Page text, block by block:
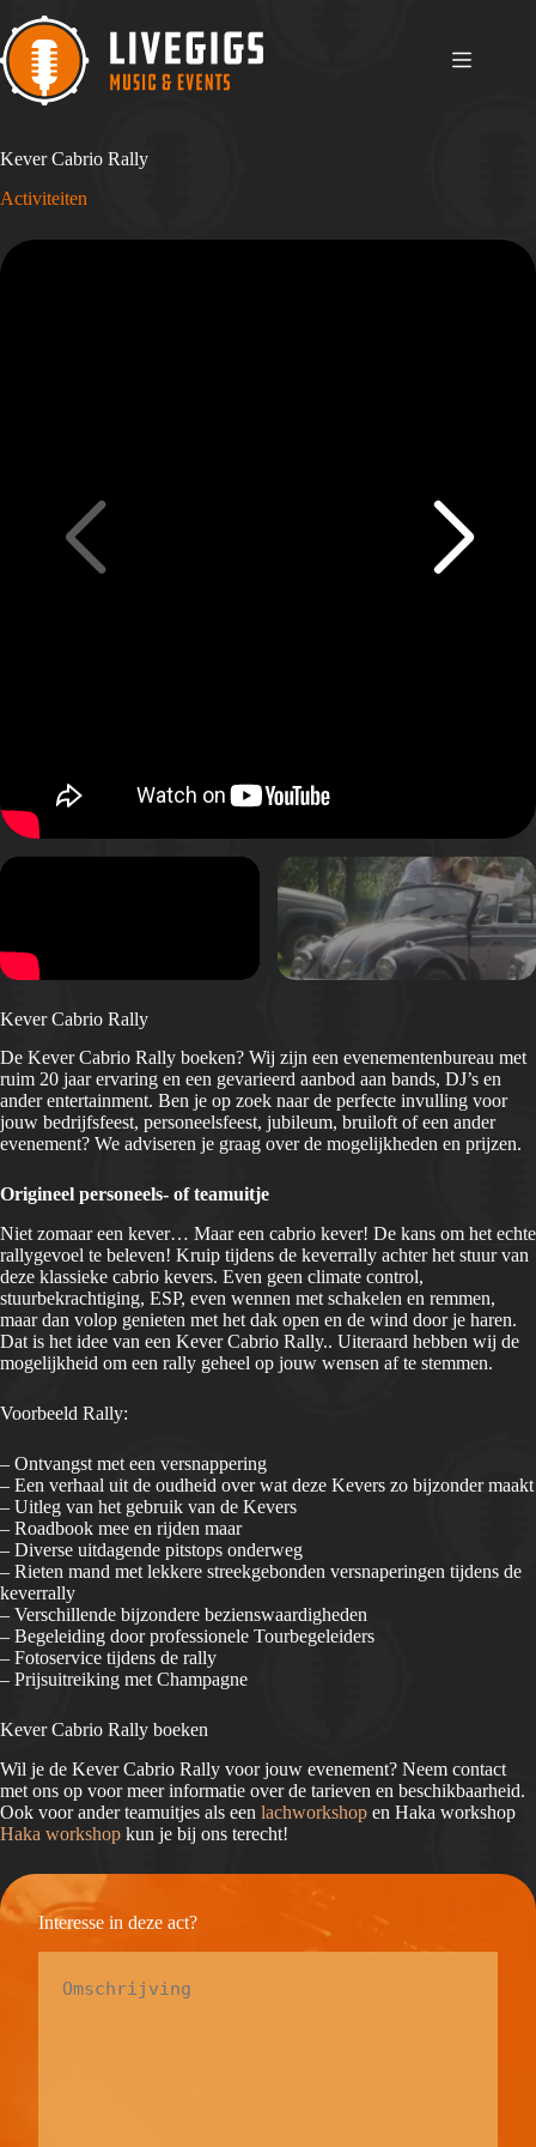
naar
de
inhoud
Kever Cabrio Rally
Activiteiten
Kever Cabrio Rally
De Kever Cabrio Rally boeken? Wij zijn een evenementenbureau met
ruim 20 jaar ervaring en een gevarieerd aanbod aan bands, DJ’s en
ander entertainment. Ben je op zoek naar de perfecte invulling voor
jouw bedrijfsfeest, personeelsfeest, jubileum, bruiloft of een ander
evenement? We adviseren je graag over de mogelijkheden en prijzen.
Origineel personeels- of teamuitje
Niet zomaar een kever… Maar een cabrio kever! De kans om het echte
rallygevoel te beleven! Kruip tijdens de keverrally achter het stuur van
deze klassieke cabrio kevers. Even geen climate control,
stuurbekrachtiging, ESP, even wennen met schakelen en remmen,
maar dan volop genieten met het dak open en de wind door je haren.
Dat is het idee van een Kever Cabrio Rally.. Uiteraard hebben wij de
mogelijkheid om een rally geheel op jouw wensen af te stemmen.
Voorbeeld Rally:
– Ontvangst met een versnappering
– Een verhaal uit de oudheid over wat deze Kevers zo bijzonder maakt
– Uitleg van het gebruik van de Kevers
– Roadbook mee en rijden maar
– Diverse uitdagende pitstops onderweg
– Rieten mand met lekkere streekgebonden versnaperingen tijdens de
keverrally
– Verschillende bijzondere bezienswaardigheden
– Begeleiding door professionele Tourbegeleiders
– Fotoservice tijdens de rally
– Prijsuitreiking met Champagne
Kever Cabrio Rally boeken
Wil je de Kever Cabrio Rally voor jouw evenement? Neem contact
met ons op voor meer informatie over de tarieven en beschikbaarheid.
Ook voor ander teamuitjes als een lachworkshop en Haka workshop
Haka workshop kun je bij ons terecht!
Interesse in deze act?